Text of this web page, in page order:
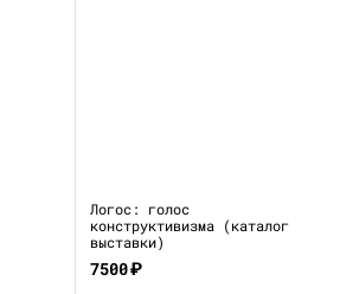
Логос: голос
конструктивизма (каталог
выставки)
7500₽